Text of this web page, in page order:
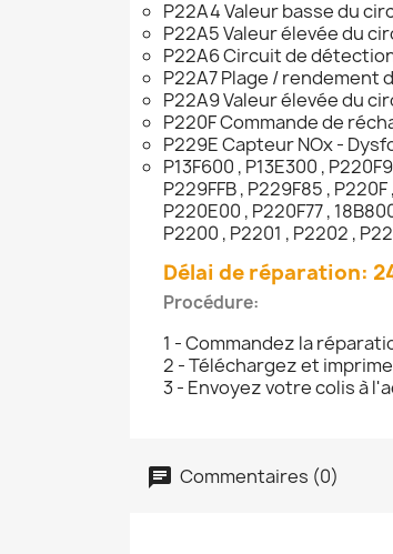
P22A4 Valeur basse du
P22A5 Valeur élevée du
P22A6 Circuit de
P22A7 Plage / rendement
P22A9 Valeur élevée du
P220F Commande de
P229E Capteur NOx -
P13F600 , P13E300 ,
P229FFB , P229F85 ,
P220E00 , P220F77 ,
P2200 , P2201 , P2202 ,
Délai de réparation:
Procédure:
1 - Commandez la
2 - Téléchargez et
3 - Envoyez votre colis à
Commentaires (0)